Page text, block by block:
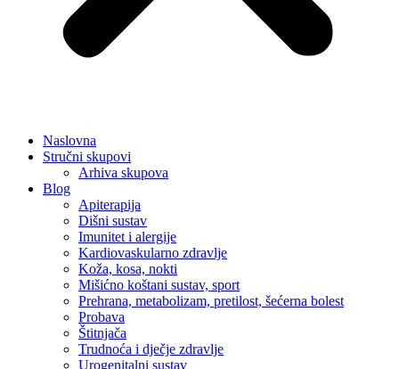
Naslovna
Stručni skupovi
Arhiva skupova
Blog
Apiterapija
Dišni sustav
Imunitet i alergije
Kardiovaskularno zdravlje
Koža, kosa, nokti
Mišićno koštani sustav, sport
Prehrana, metabolizam, pretilost, šećerna bolest
Probava
Štitnjača
Trudnoća i dječje zdravlje
Urogenitalni sustav